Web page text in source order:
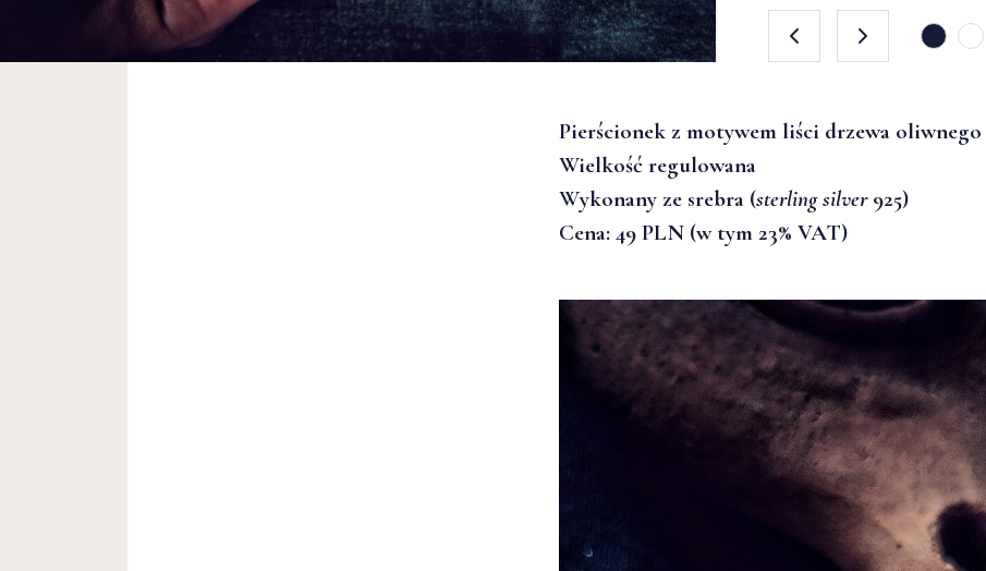
Pierścionek z motywem liści drzewa oliwnego
Wielkość regulowana
Wykonany ze srebra (sterling silver925)
Cena: 49 PLN (w tym 23% VAT)